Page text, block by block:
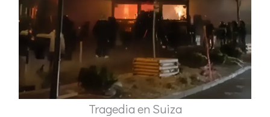
Tragedia en Suiza